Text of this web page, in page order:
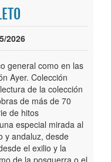
2026
general como en las
Ayer. Colección
de la colección
de más de 70
de hitos
especial mirada al
y andaluz, desde
el exilio y la
de la posguerra o el